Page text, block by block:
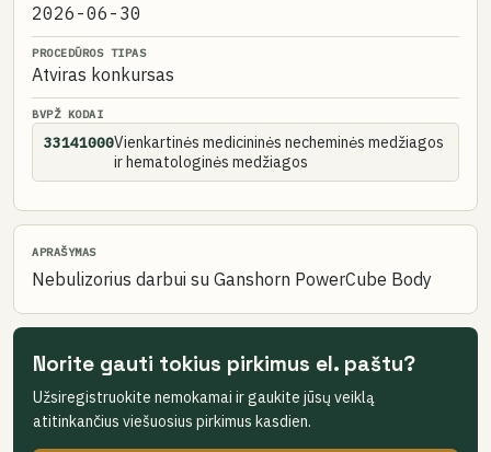
2026-06-30
PROCEDŪROS TIPAS
Atviras konkursas
BVPŽ KODAI
33141000Vienkartinės medicininės necheminės medžiagos
ir hematologinės medžiagos
APRAŠYMAS
Nebulizorius darbui su Ganshorn PowerCube Body
Norite gauti tokius pirkimus el. paštu?
Užsiregistruokite nemokamai ir gaukite jūsų veiklą
atitinkančius viešuosius pirkimus kasdien.